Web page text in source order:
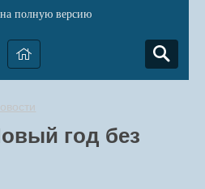
полную версию
год без